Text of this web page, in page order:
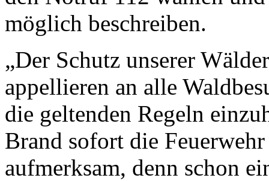
möglich beschreiben.
„Der Schutz unserer
appellieren an alle
die geltenden Regeln
Brand sofort die
aufmerksam, denn schon